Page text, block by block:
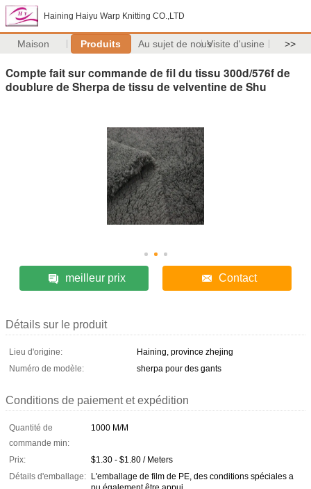
Haining Haiyu Warp Knitting CO.,LTD
Maison Produits Au sujet de nousVisite d'usine >>
Compte fait sur commande de fil du tissu 300d/576f de
doublure de Sherpa de tissu de velventine de Shu
meilleur prix Contact
Détails sur le produit
Lieu d'origine:
Haining, province zhejing
Numéro de modèle:
sherpa pour des gants
Conditions de paiement et expédition
Quantité de
commande min:
1000 M/M
Prix:
$1.30 - $1.80 / Meters
Détails d'emballage: L'emballage de film de PE, des conditions spéciales a